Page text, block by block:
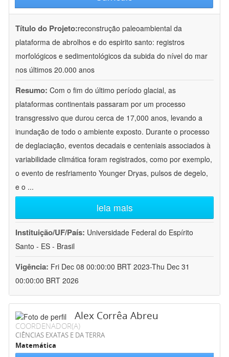
Título do Projeto:reconstrução paleoambiental da
plataforma de abrolhos e do espirito santo: registros
morfológicos e sedimentológicos da subida do nível do mar
nos últimos 20.000 anos
Resumo: Com o fim do último período glacial, as
plataformas continentais passaram por um processo
transgressivo que durou cerca de 17,000 anos, levando a
inundação de todo o ambiente exposto. Durante o processo
de deglaciação, eventos decadais e centeniais associados à
variabilidade climática foram registrados, como por exemplo,
o evento de resfriamento Younger Dryas, pulsos de degelo,
e o ...
leia mais
Instituição/UF/País: Universidade Federal do Espírito
Santo - ES - Brasil
Vigência: Fri Dec 08 00:00:00 BRT 2023-Thu Dec 31
00:00:00 BRT 2026
Alex Corrêa Abreu
COORDENADOR(A)
CIÊNCIAS EXATAS E DA TERRA
Matemática